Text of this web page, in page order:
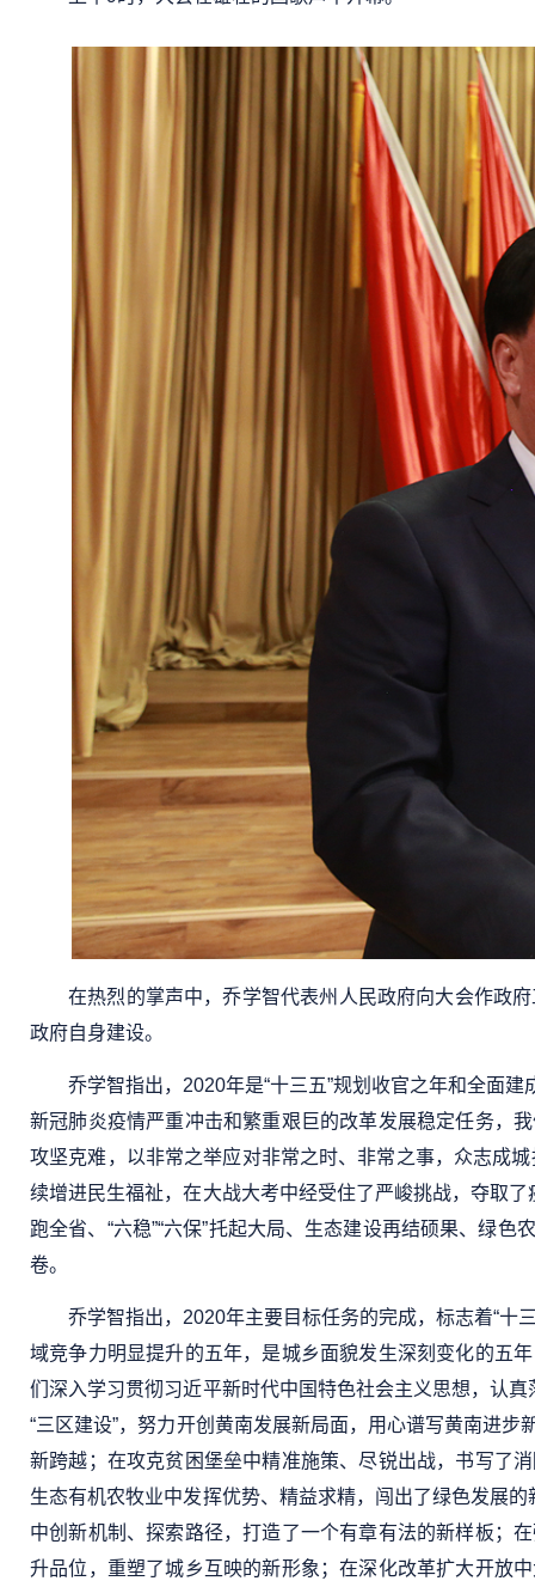
在热烈的掌声中，乔学智代表州人民政府向大会作政
政府自身建设。
乔学智指出，2020年是“十三五”规划收官之年和全面
新冠肺炎疫情严重冲击和繁重艰巨的改革发展稳定任务，
攻坚克难，以非常之举应对非常之时、非常之事，众志成
续增进民生福祉，在大战大考中经受住了严峻挑战，夺取
跑全省、“六稳”“六保”托起大局、生态建设再结硕果、绿
卷。
乔学智指出，2020年主要目标任务的完成，标志着“十
域竞争力明显提升的五年，是城乡面貌发生深刻变化的五
们深入学习贯彻习近平新时代中国特色社会主义思想，认
“三区建设”，努力开创黄南发展新局面，用心谱写黄南进
新跨越；在攻克贫困堡垒中精准施策、尽锐出战，书写了
生态有机农牧业中发挥优势、精益求精，闯出了绿色发展
中创新机制、探索路径，打造了一个有章有法的新样板；
升品位，重塑了城乡互映的新形象；在深化改革扩大开放